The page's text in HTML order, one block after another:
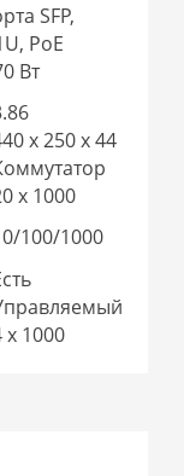
SFP,
PoE
Вт
x 250 x 44
x 1000
100/1000
x 1000